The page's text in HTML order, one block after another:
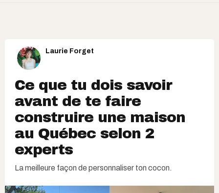
Laurie Forget
Ce que tu dois savoir
avant de te faire
construire une maison
au Québec selon 2
experts
La meilleure façon de personnaliser ton cocon.